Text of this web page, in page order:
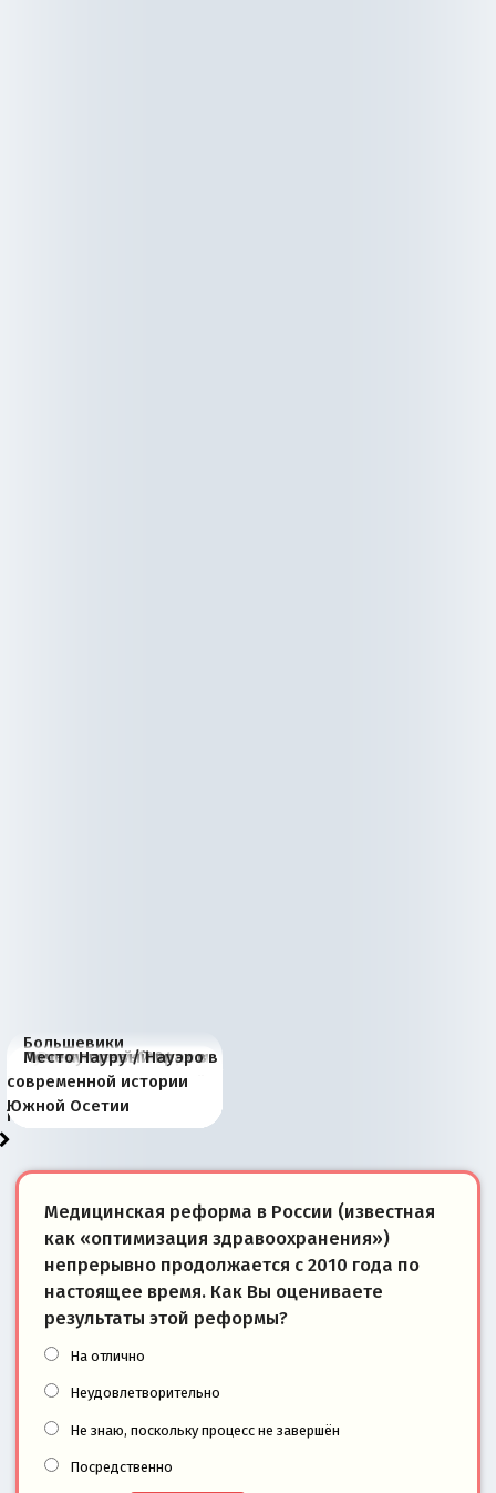
Большевики
отличаются от «Яблока»
тем, что они -
победители
Киевская марионетка
Запада рассказала о
«переобувании» хозяев
В России назрели
перемены: 15 шагов к
суверенной экономике
Миграционный пожар
Европы
Россия начинает
сбрасывать балласт
Анкориджа
Россия зимой 1904
года: первые уступки во
внутренней политике
Русская нация вчера и
сегодня
Почему правый крах в
Варшаве не поможет её
отношениям с Россией?
Место Науру / Науэро в
современной истории
Южной Осетии
Медицинская реформа в России (известная
как «оптимизация здравоохранения»)
непрерывно продолжается с 2010 года по
настоящее время. Как Вы оцениваете
результаты этой реформы?
На отлично
Неудовлетворительно
Не знаю, поскольку процесс не завершён
Посредственно